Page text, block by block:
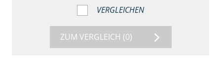
VERGLEICHEN
ZUM VERGLEICH (0)